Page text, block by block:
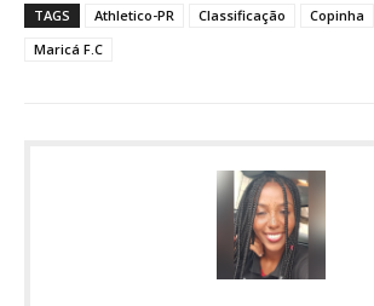
TAGS Athletico-PR Classificação Copinha
Maricá F.C